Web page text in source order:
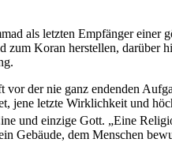
als letzten Empfänger einer
Koran herstellen, darüber
vor der nie ganz endenden
jene letzte Wirklichkeit und
und einzige Gott. „Eine
Gebäude, dem Menschen